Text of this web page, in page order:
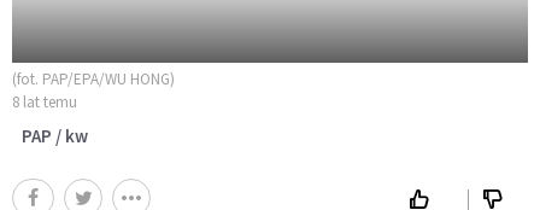
(fot. PAP/EPA/WU HONG)
8 lat temu
PAP / kw